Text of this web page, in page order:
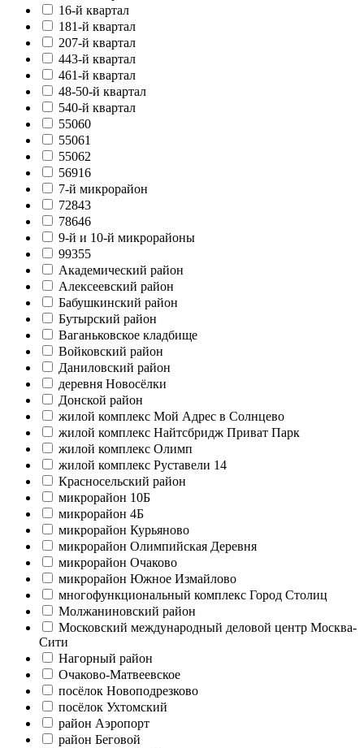
16-й квартал
181-й квартал
207-й квартал
443-й квартал
461-й квартал
48-50-й квартал
540-й квартал
55060
55061
55062
56916
7-й микрорайон
72843
78646
9-й и 10-й микрорайоны
99355
Академический район
Алексеевский район
Бабушкинский район
Бутырский район
Ваганьковское кладбище
Войковский район
Даниловский район
деревня Новосёлки
Донской район
жилой комплекс Мой Адрес в Солнцево
жилой комплекс Найтсбридж Приват Парк
жилой комплекс Олимп
жилой комплекс Руставели 14
Красносельский район
микрорайон 10Б
микрорайон 4Б
микрорайон Курьяново
микрорайон Олимпийская Деревня
микрорайон Очаково
микрорайон Южное Измайлово
многофункциональный комплекс Город Столиц
Молжаниновский район
Московский международный деловой центр Москва-
Сити
Нагорный район
Очаково-Матвеевское
посёлок Новоподрезково
посёлок Ухтомский
район Аэропорт
район Беговой